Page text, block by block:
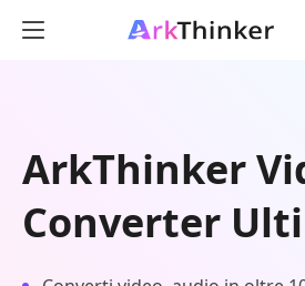
ArkThinker
Converter